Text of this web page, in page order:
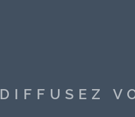
DIFFUSEZ